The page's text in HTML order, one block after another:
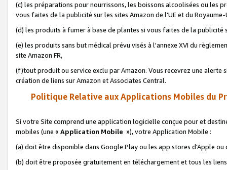
(c) les préparations pour nourrissons, les boissons alcoolisées ou les
vous faites de la publicité sur les sites Amazon de l'UE et du Royaume-
(d) les produits à fumer à base de plantes si vous faites de la publicité
(e) les produits sans but médical prévu visés à l'annexe XVI du
site Amazon FR,
(f)tout produit ou service exclu par Amazon. Vous recevrez une alerte
création de liens sur Amazon et Associates Central.
Politique Relative aux Applications Mobiles du
Si votre Site comprend une application logicielle conçue pour et
mobiles (une « Application Mobile »), votre Application Mobile :
(a) doit être disponible dans Google Play ou les app stores d'Apple ou
(b) doit être proposée gratuitement en téléchargement et tous les